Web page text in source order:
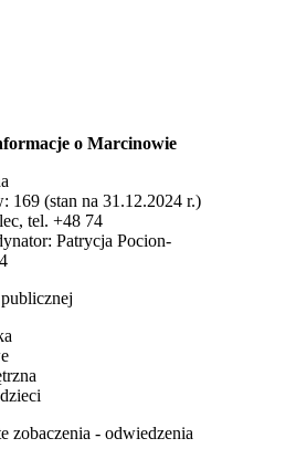
o Marcinowie
169 (stan na 31.12.2024 r.)
tel. +48 74
Patrycja Pocion-
zobaczenia - odwiedzenia